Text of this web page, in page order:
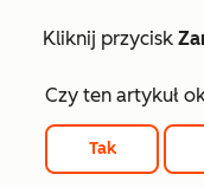
Kliknij przycisk
Czy ten artykuł
Tak